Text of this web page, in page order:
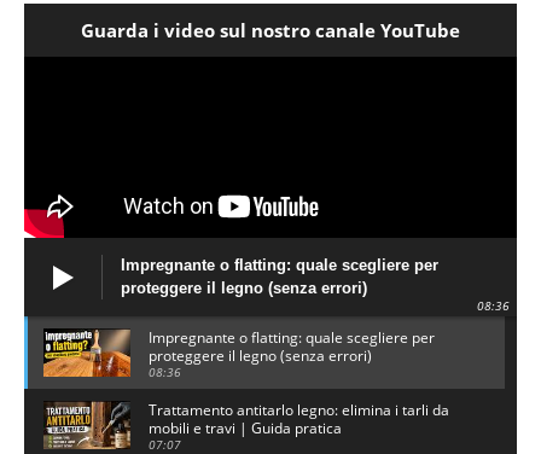
Guarda i video sul nostro canale YouTube
Impregnante o flatting: quale scegliere per
proteggere il legno (senza errori)
08:36
Impregnante o flatting: quale scegliere per
proteggere il legno (senza errori)
08:36
Trattamento antitarlo legno: elimina i tarli da
mobili e travi | Guida pratica
07:07